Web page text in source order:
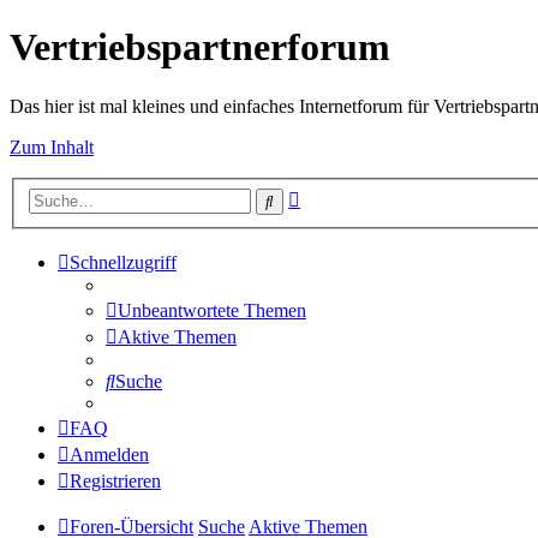
Vertriebspartnerforum
Das hier ist mal kleines und einfaches Internetforum für
Zum Inhalt
Suche
Schnellzugriff
Unbeantwortete Themen
Aktive Themen
Suche
FAQ
Anmelden
Registrieren
Foren-Übersicht SucheAktive Themen